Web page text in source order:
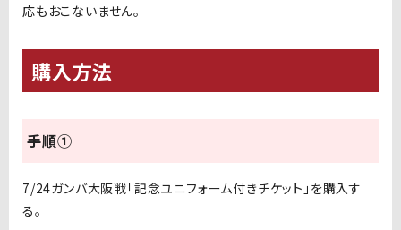
応もおこないません。
購入方法
手順①
7/24ガンバ大阪戦「記念ユニフォーム付きチケット」を購入す
る。